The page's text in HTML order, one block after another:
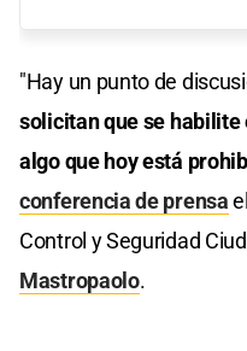
"Hay un punto de
solicitan que se habilite
algo que hoy está
conferencia de prensa
Control y Seguridad
Mastropaolo.